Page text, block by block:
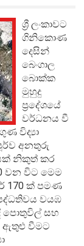
ශ්‍රී ලංකාවට
ගිනිකොණ
දෙසින්
බෙංගාල
බොක්ක
මුහුදු
ප්‍රදේශයේ
වර්ධනය වී
විද්‍යා
අනතුරු
නිකුත් කර
වන විට මෙම
170 ක් පමණ
වයඹ
පොතුවිල් සහ
ඇතුළු වීමට